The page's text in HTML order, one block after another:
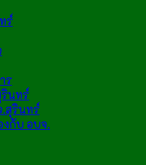
ร์
ร
รินทร์
สุรินทร์
งกับ อบจ.